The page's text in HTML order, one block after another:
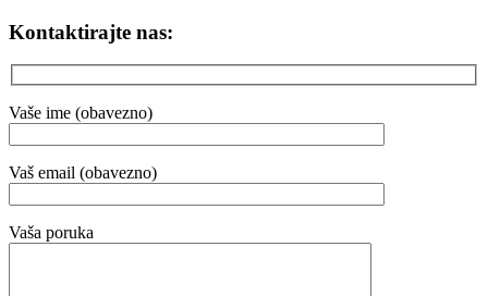
Kontaktirajte nas:
Vaše ime (obavezno)
Vaš email (obavezno)
Vaša poruka